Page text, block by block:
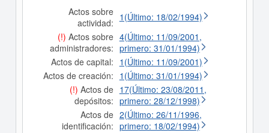
Actos sobre
actividad: 1(Último: 18/02/1994)
(!) Actos sobre
administradores:
4(Último: 11/09/2001,
primero: 31/01/1994)
Actos de capital: 1(Último: 11/09/2001)
Actos de creación: 1(Último: 31/01/1994)
(!) Actos de
depósitos:
17(Último: 23/08/2011,
primero: 28/12/1998)
Actos de
identificación:
2(Último: 26/11/1996,
primero: 18/02/1994)